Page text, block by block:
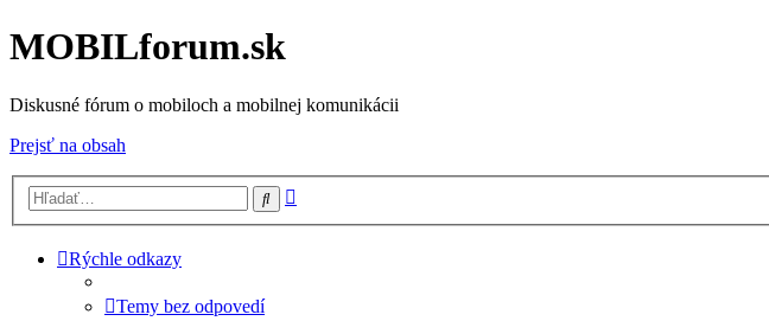
MOBILforum.sk
Diskusné fórum o mobiloch a mobilnej komunikácii
Prejsť na obsah
Hľadať
Rýchle odkazy
Temy bez odpovedí